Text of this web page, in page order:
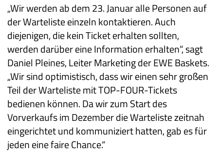
„Wir werden ab dem 23. Januar alle Personen auf
der Warteliste einzeln kontaktieren. Auch
diejenigen, die kein Ticket erhalten sollten,
werden darüber eine Information erhalten“, sagt
Daniel Pleines, Leiter Marketing der EWE Baskets.
„Wir sind optimistisch, dass wir einen sehr großen
Teil der Warteliste mit TOP-FOUR-Tickets
bedienen können. Da wir zum Start des
Vorverkaufs im Dezember die Warteliste zeitnah
eingerichtet und kommuniziert hatten, gab es für
jeden eine faire Chance.“